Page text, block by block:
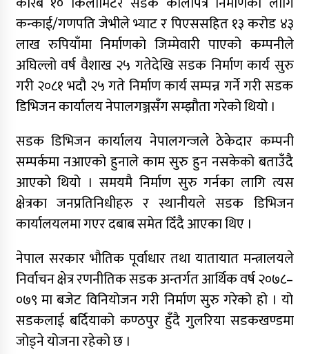
कन्काई/गणपति जेभीले भ्याट र पिएससहित १३ करोड ४३
लाख रुपियाँमा निर्माणको जिम्मेवारी पाएको कम्पनीले
अघिल्लो वर्ष वैशाख २५ गतेदेखि सडक निर्माण कार्य सुरु
गरी २०८१ भदौ २५ गते निर्माण कार्य सम्पन्न गर्ने गरी सडक
डिभिजन कार्यालय नेपालगञ्जसँग सम्झौता गरेको थियो ।
सडक डिभिजन कार्यालय नेपालगन्जले ठेकेदार कम्पनी
सम्पर्कमा नआएको हुनाले काम सुरु हुन नसकेको बताउँदै
आएको थियो । समयमै निर्माण सुरु गर्नका लागि त्यस
क्षेत्रका जनप्रतिनिधीहरु र स्थानीयले सडक डिभिजन
कार्यालयलमा गएर दबाब समेत दिँदै आएका थिए ।
नेपाल सरकार भौतिक पूर्वाधार तथा यातायात मन्त्रालयले
निर्वाचन क्षेत्र रणनीतिक सडक अन्तर्गत आर्थिक वर्ष २०७८–
०७९ मा बजेट विनियोजन गरी निर्माण सुरु गरेको हो । यो
सडकलाई बर्दियाको कण्ठपुर हुँदै गुलरिया सडकखण्डमा
जोड्ने योजना रहेको छ ।